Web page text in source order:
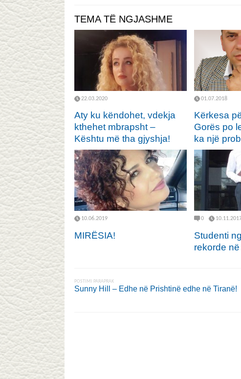
TEMA TË NGJASHME
22.03.2020
Aty ku këndohet, vdekja
kthehet mbrapsht –
Kështu më tha gjyshja!
01.07.2018
Kërkesa
Gorës po
ka një
10.06.2019
MIRËSIA!
0
Studenti
rekorde
POSTIMI PARAPRAK
Sunny Hill – Edhe në Prishtinë edhe në Tiranë!